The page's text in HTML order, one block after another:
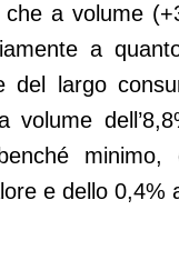
a volume
a
del largo
volume
minimo,
e dello 0,4%